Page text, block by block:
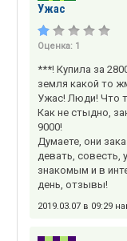
Ужаc
Оценка: 1
***! Купила за
земля какой то
Ужас! Люди! Что
Как не стыдно,
9000!
Думаете, они
девать, совесть,
знакомым и в
день, отзывы!
2019.03.07 в 09:29